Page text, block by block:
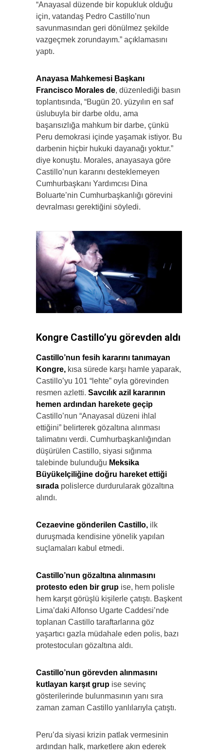
“Anayasal düzende bir kopukluk olduğu
için, vatandaş Pedro Castillo’nun
savunmasından geri dönülmez şekilde
vazgeçmek zorundayım.” açıklamasını
yaptı.
Anayasa Mahkemesi Başkanı
Francisco Morales de, düzenlediği basın
toplantısında, “Bugün 20. yüzyılın en saf
üslubuyla bir darbe oldu, ama
başarısızlığa mahkum bir darbe, çünkü
Peru demokrasi içinde yaşamak istiyor. Bu
darbenin hiçbir hukuki dayanağı yoktur.”
diye konuştu. Morales, anayasaya göre
Castillo’nun kararını desteklemeyen
Cumhurbaşkanı Yardımcısı Dina
Boluarte’nin Cumhurbaşkanlığı görevini
devralması gerektiğini söyledi.
Kongre Castillo’yu görevden aldı
Castillo’nun fesih kararını tanımayan
Kongre, kısa sürede karşı hamle yaparak,
Castillo’yu 101 “lehte” oyla görevinden
resmen azletti. Savcılık azil kararının
hemen ardından harekete geçip
Castillo’nun “Anayasal düzeni ihlal
ettiğini” belirterek gözaltına alınması
talimatını verdi. Cumhurbaşkanlığından
düşürülen Castillo, siyasi sığınma
talebinde bulunduğu Meksika
Büyükelçiliğine doğru hareket ettiği
sırada polislerce durdurularak gözaltına
alındı.
Cezaevine gönderilen Castillo, ilk
duruşmada kendisine yönelik yapılan
suçlamaları kabul etmedi.
Castillo’nun gözaltına alınmasını
protesto eden bir grup ise, hem polisle
hem karşıt görüşlü kişilerle çatıştı. Başkent
Lima’daki Alfonso Ugarte Caddesi’nde
toplanan Castillo taraftarlarına göz
yaşartıcı gazla müdahale eden polis, bazı
protestocuları gözaltına aldı.
Castillo’nun görevden alınmasını
kutlayan karşıt grup ise sevinç
gösterilerinde bulunmasının yanı sıra
zaman zaman Castillo yanlılarıyla çatıştı.
Peru’da siyasi krizin patlak vermesinin
ardından halk, marketlere akın ederek